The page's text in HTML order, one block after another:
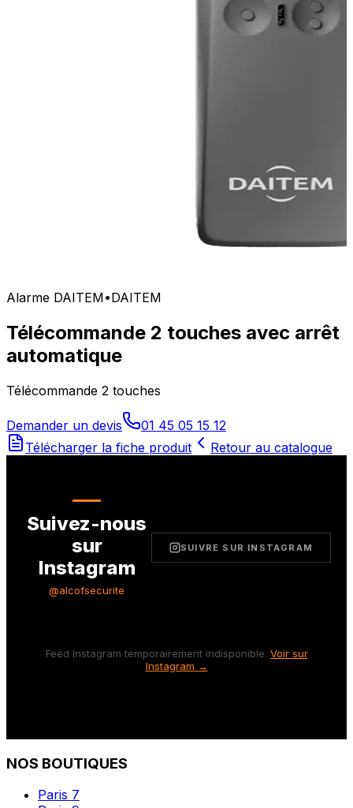
Alarme DAITEM•DAITEM
Télécommande 2 touches avec arrêt
automatique
Télécommande 2 touches
Demander un devis
01 45 05 15 12
Télécharger la fiche produit
Retour au catalogue
Suivez-nous
sur
Instagram
@alcofsecurite
SUIVRE SUR INSTAGRAM
Feed Instagram temporairement indisponible. Voir sur
Instagram →
NOS BOUTIQUES
Paris 7